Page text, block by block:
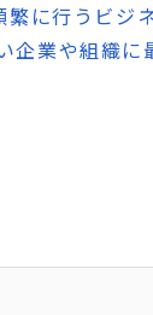
に行うビジ
業や組織に